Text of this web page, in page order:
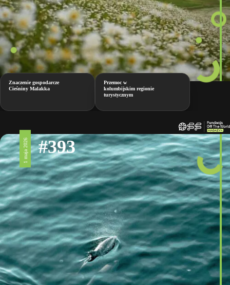
Znaczenie gospodarcze
Cieśniny Malakka
Przemoc w
kolumbijskim regionie
turystycznym
1 maja 2026 #393